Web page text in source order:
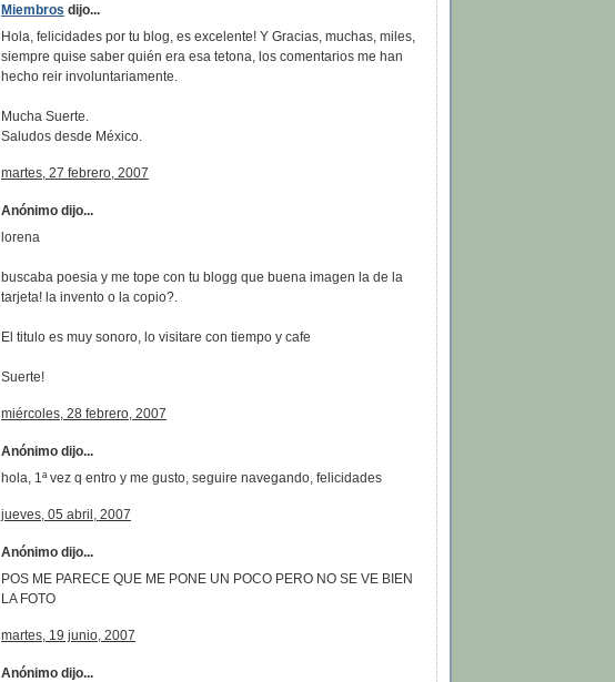
Miembros dijo...
Hola, felicidades por tu blog, es excelente! Y Gracias, muchas, miles,
siempre quise saber quién era esa tetona, los comentarios me han
hecho reir involuntariamente.
Mucha Suerte.
Saludos desde México.
martes, 27 febrero, 2007
Anónimo dijo...
lorena
buscaba poesia y me tope con tu blogg que buena imagen la de la
tarjeta! la invento o la copio?.
El titulo es muy sonoro, lo visitare con tiempo y cafe
Suerte!
miércoles, 28 febrero, 2007
Anónimo dijo...
hola, 1ª vez q entro y me gusto, seguire navegando, felicidades
jueves, 05 abril, 2007
Anónimo dijo...
POS ME PARECE QUE ME PONE UN POCO PERO NO SE VE BIEN
LA FOTO
martes, 19 junio, 2007
Anónimo dijo...